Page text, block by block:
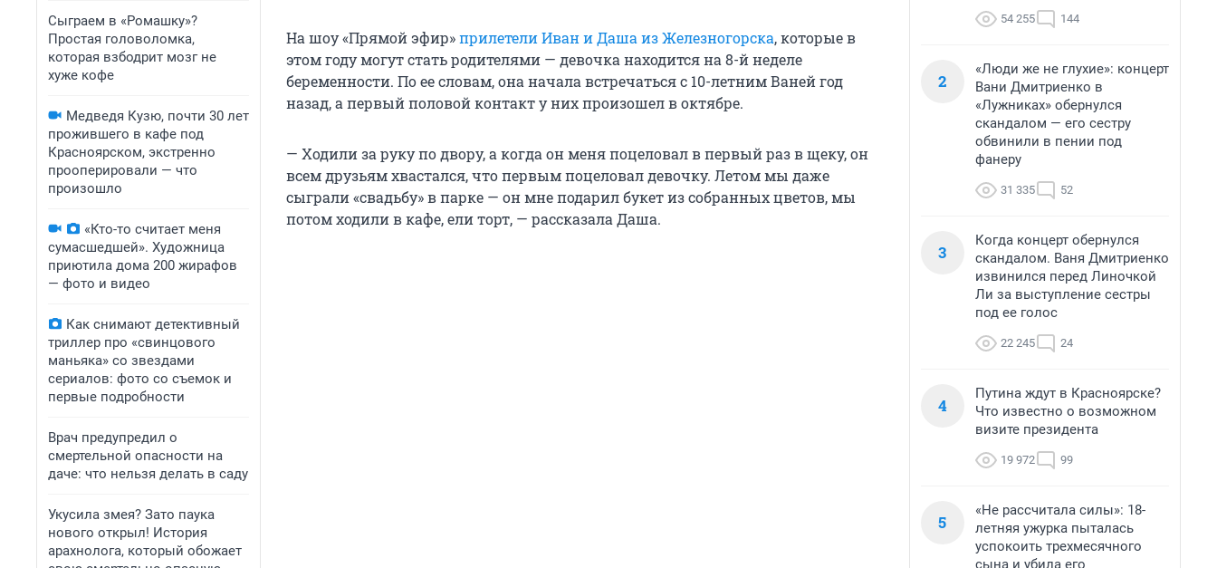
Сыграем в «Ромашку»?
Простая головоломка,
которая взбодрит мозг не
хуже кофе
Медведя Кузю, почти 30 лет
прожившего в кафе под
Красноярском, экстренно
прооперировали — что
произошло
«Кто-то считает меня
сумасшедшей». Художница
приютила дома 200 жирафов
— фото и видео
Как снимают детективный
триллер про «свинцового
маньяка» со звездами
сериалов: фото со съемок и
первые подробности
Врач предупредил о
смертельной опасности на
даче: что нельзя делать в саду
Укусила змея? Зато паука
нового открыл! История
арахнолога, который обожает
На шоу «Прямой эфир»прилетели Иван и Даша из Железногорска, которые в
этом году могут стать родителями — девочка находится на 8-й неделе
беременности. По ее словам, она начала встречаться с 10-летним Ваней год
назад, а первый половой контакт у них произошел в октябре.
— Ходили за руку по двору, а когда он меня поцеловал в первый раз в щеку, он
всем друзьям хвастался, что первым поцеловал девочку. Летом мы даже
сыграли «свадьбу» в парке — он мне подарил букет из собранных цветов, мы
потом ходили в кафе, ели торт, — рассказала Даша.
54 255 144
2
«Люди же не глухие»: концерт
Вани Дмитриенко в
«Лужниках» обернулся
скандалом — его сестру
обвинили в пении под
фанеру
31 335 52
3
Когда концерт обернулся
скандалом. Ваня Дмитриенко
извинился перед Линочкой
Ли за выступление сестры
под ее голос
22 245 24
4
Путина ждут в Красноярске?
Что известно о возможном
визите президента
19 972 99
5
«Не рассчитала силы»: 18-
летняя ужурка пыталась
успокоить трехмесячного
сына и убила его